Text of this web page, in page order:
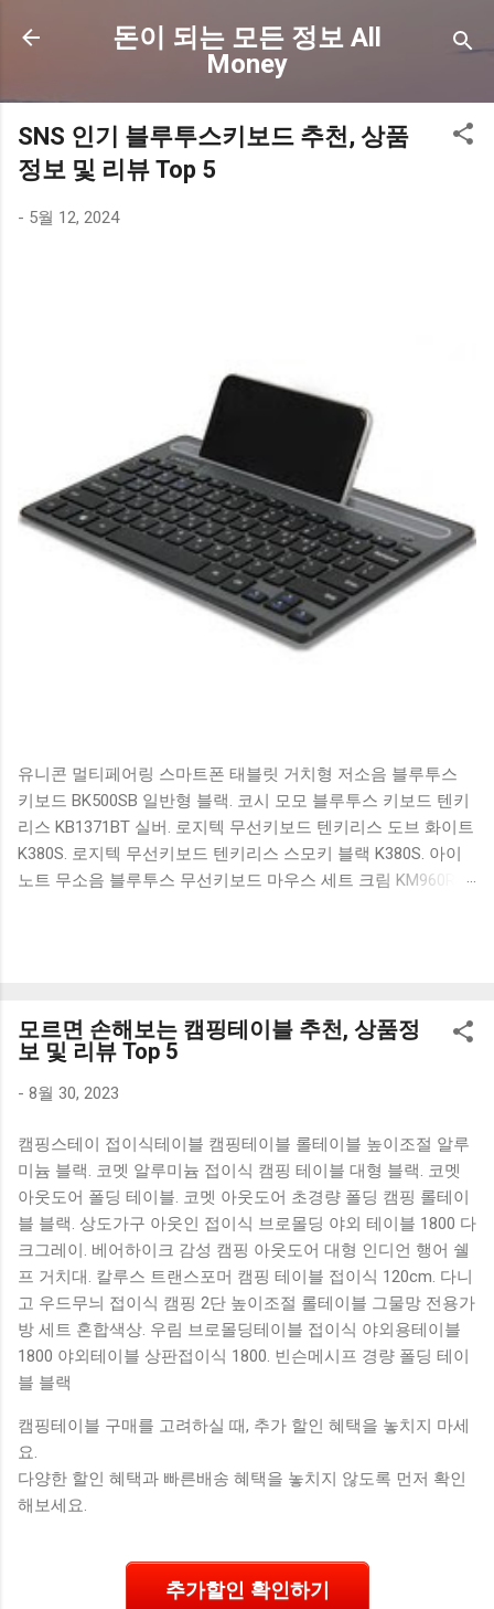
기본 콘텐츠로 건너뛰기
돈이 되는 모든 정보 All
Money
SNS 인기 블루투스키보드 추천, 상품
정보 및 리뷰 Top 5
- 5월 12, 2024
유니콘 멀티페어링 스마트폰 태블릿 거치형 저소음 블루투스
키보드 BK500SB 일반형 블랙. 코시 모모 블루투스 키보드 텐키
리스 KB1371BT 실버. 로지텍 무선키보드 텐키리스 도브 화이트
K380S. 로지텍 무선키보드 텐키리스 스모키 블랙 K380S. 아이
노트 무소음 블루투스 무선키보드 마우스 세트 크림 KM960RB
혜택을 놓치지 마세요. 다양한 할인 혜택과 빠른배송 혜택을 놓
치지 않도록 먼저 확인해보세요. 추가할인 확인하기 상품 하나
를 사더라도 종류도 많고, 가격도 다양해서 결정이 많이 어려우
많을 수 밖에 없습니다. 다양한 상품들을 상세스펙 과 가격 을
꼼꼼히 비교해서 구매하실 수 있도록 순위 추천 해드릴게요. 특
가상품 보러가기 추천상품 Best 유니콘 멀티페어링 스마트폰
태블릿 거치형 저소음 블루투스 키보드, BK-500SB, 일반형, 블
랙 유니콘 멀티페어링 스마트폰 태...
모르면 손해보는 캠핑테이블 추천, 상품정
보 및 리뷰 Top 5
- 8월 30, 2023
캠핑스테이 접이식테이블 캠핑테이블 롤테이블 높이조절 알루
미늄 블랙. 코멧 알루미늄 접이식 캠핑 테이블 대형 블랙. 코멧
아웃도어 폴딩 테이블. 코멧 아웃도어 초경량 폴딩 캠핑 롤테이
블 블랙. 상도가구 아웃인 접이식 브로몰딩 야외 테이블 1800 다
크그레이. 베어하이크 감성 캠핑 아웃도어 대형 인디언 행어 쉘
프 거치대. 칼루스 트랜스포머 캠핑 테이블 접이식 120cm. 다니
고 우드무늬 접이식 캠핑 2단 높이조절 롤테이블 그물망 전용가
방 세트 혼합색상. 우림 브로몰딩테이블 접이식 야외용테이블
1800 야외테이블 상판접이식 1800. 빈슨메시프 경량 폴딩 테이
블 블랙
캠핑테이블 구매를 고려하실 때, 추가 할인 혜택을 놓치지 마세
요.
다양한 할인 혜택과 빠른배송 혜택을 놓치지 않도록 먼저 확인
해보세요.
추가할인 확인하기